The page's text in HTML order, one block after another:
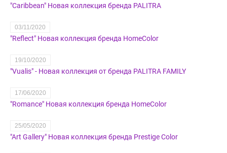
"Caribbean" Новая коллекция бренда PALITRA
03/11/2020
"Reflect" Новая коллекция бренда HomeColor
19/10/2020
"Vualis" - Новая коллекция от бренда PALITRA FAMILY
17/06/2020
"Romance" Новая коллекция бренда HomeColor
25/05/2020
"Art Gallery" Новая коллекция бренда Prestige Color